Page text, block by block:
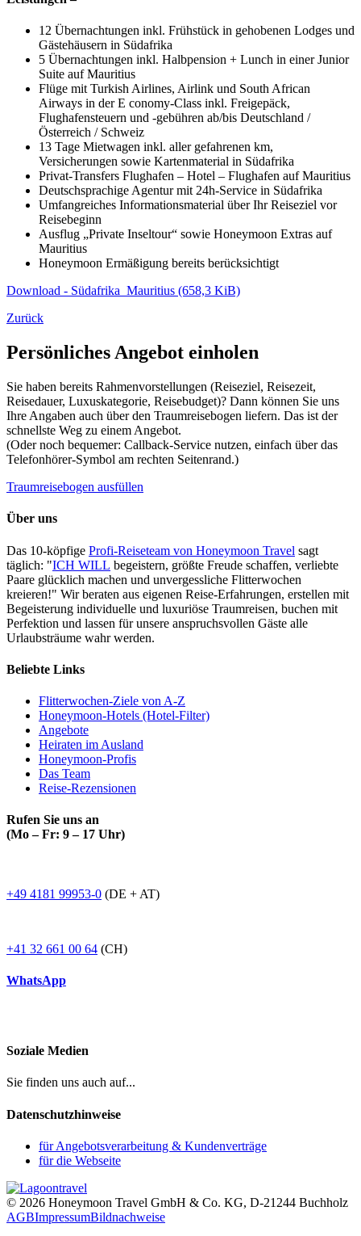
12 Übernachtungen inkl. Frühstück in gehobenen Lodges und
Gästehäusern in Südafrika
5 Übernachtungen inkl. Halbpension + Lunch in einer Junior
Suite auf Mauritius
Flüge mit Turkish Airlines, Airlink und South African
Airways in der E conomy-Class inkl. Freigepäck,
Flughafensteuern und -gebühren ab/bis Deutschland /
Österreich / Schweiz
13 Tage Mietwagen inkl. aller gefahrenen km,
Versicherungen sowie Kartenmaterial in Südafrika
Privat-Transfers Flughafen – Hotel – Flughafen auf Mauritius
Deutschsprachige Agentur mit 24h-Service in Südafrika
Umfangreiches Informationsmaterial über Ihr Reiseziel vor
Reisebeginn
Ausflug „Private Inseltour“ sowie Honeymoon Extras auf
Mauritius
Honeymoon Ermäßigung bereits berücksichtigt
Download - Südafrika_Mauritius (658,3 KiB)
Zurück
Persönliches Angebot einholen
Sie haben bereits Rahmenvorstellungen (Reiseziel, Reisezeit,
Reisedauer, Luxuskategorie, Reisebudget)? Dann können Sie uns
Ihre Angaben auch über den Traumreisebogen liefern. Das ist der
schnellste Weg zu einem Angebot.
(Oder noch bequemer: Callback-Service nutzen, einfach über das
Telefonhörer-Symbol am rechten Seitenrand.)
Traumreisebogen ausfüllen
Über uns
Das 10-köpfige Profi-Reiseteam von Honeymoon Travel sagt
täglich: "ICH WILL begeistern, größte Freude schaffen, verliebte
Paare glücklich machen und unvergessliche Flitterwochen
kreieren!" Wir beraten aus eigenen Reise-Erfahrungen, erstellen mit
Begeisterung individuelle und luxuriöse Traumreisen, buchen mit
Perfektion und lassen für unsere anspruchsvollen Gäste alle
Urlaubsträume wahr werden.
Beliebte Links
Flitterwochen-Ziele von A-Z
Honeymoon-Hotels (Hotel-Filter)
Angebote
Heiraten im Ausland
Honeymoon-Profis
Das Team
Reise-Rezensionen
Rufen Sie uns an
(Mo – Fr: 9 – 17 Uhr)
+49 4181 99953-0 (DE + AT)
+41 32 661 00 64 (CH)
WhatsApp
Soziale Medien
Sie finden uns auch auf...
Datenschutzhinweise
für Angebotsverarbeitung & Kundenverträge
für die Webseite
© 2026 Honeymoon Travel GmbH & Co. KG, D-21244 Buchholz
AGBImpressumBildnachweise